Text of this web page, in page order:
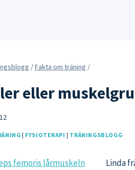
/Fakta om träning /
eller
| FYSIOTERAPI | TRÄNINGSBLOGG
Linda